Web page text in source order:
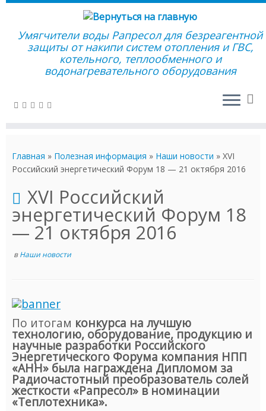
содержимому
Умягчители воды Рапресол для безреагентной
защиты от накипи систем отопления и ГВС,
котельного, теплообменного и
водонагревательного оборудования
Главная » Полезная информация » Наши новости » XVI
Российский энергетический Форум 18 — 21 октября 2016
XVI Российский
энергетический Форум 18
— 21 октября 2016
вНаши новости
По итогам конкурса на лучшую
технологию, оборудование, продукцию и
научные разработки Российского
Энергетического Форума компания НПП
«АНН» была награждена Дипломом за
Радиочастотный преобразователь солей
жесткости «Рапресол» в номинации
«Теплотехника».